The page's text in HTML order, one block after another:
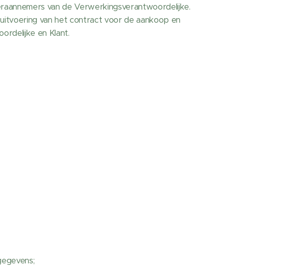
van de Verwerkingsverantwoordelijke.
van het contract voor de aankoop en
en Klant.